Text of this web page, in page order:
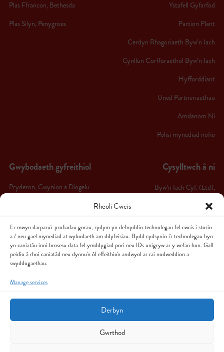
Rheoli Cwcis
Er mwyn darparu'r profiadau gorau, rydym yn defnyddio technolegau fel cwcis i storio
a / neu gael mynediad at wybodaeth am ddyfeisiau. Bydd cydsynio i'r technolegau hyn
yn caniatáu inni brosesu data fel ymddygiad pori neu IDs unigryw ar y wefan hon. Gall
peidio â rhoi caniatâd neu dynnu'n ôl effeithio'n andwyol ar rai nodweddion a
swyddogaethau.
Manage services
Derbyn
Gwrthod
Plas Ffrancon, Bethesda
Plas Silyn, Penygroes
Ystafell Gyfarfod
Partion Plant
Cerdyn Rhagoriaeth Byw’n Iach
Cynllun Corfforaethol Byw’n Iach
Hyfforddiant
Uned Partneriaethau
Amdanom Ni
Polisi mynediad nofio
Gwybodaeth gyfreithiol
Pryderon, Cwynion a Diogelu
Hysbysiad Preifatrwydd
Polisi Cwcis
Polisi Canslo Aelodaeth & Chyfnod
Cysylltwch â ni
Byw’n Iach Cyf. (Ltd),
Byw’n Iach Arfon,
Caernarfon,
LL55 1HW